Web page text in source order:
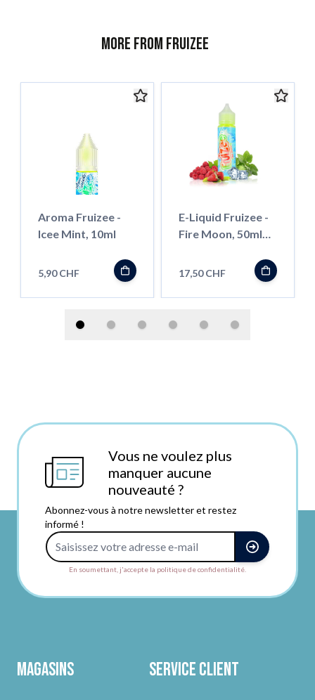
More from Fruizee
Aroma Fruizee -
Icee Mint, 10ml
5,90 CHF
E-Liquid Fruizee -
Fire Moon, 50ml
17,50 CHF
Vous ne voulez plus
manquer aucune
nouveauté ?
Abonnez-vous à notre newsletter et restez
informé !
En soumettant, j'accepte la politique de confidentialité.
Magasins Service client